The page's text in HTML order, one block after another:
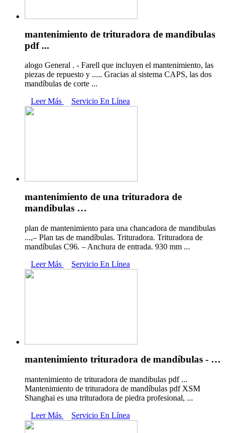
mantenimiento de trituradora de mandibulas
pdf ...
alogo General . - Farell que incluyen el mantenimiento, las
piezas de repuesto y ..... Gracias al sistema CAPS, las dos
mandíbulas de corte ...
Leer Más
Servicio En Línea
mantenimiento de una trituradora de
mandibulas …
plan de mantenimiento para una chancadora de mandibulas
...,– Plan tas de mandíbulas. Trituradora. Trituradora de
mandíbulas C96. – Anchura de entrada. 930 mm ...
Leer Más
Servicio En Línea
mantenimiento trituradora de mandíbulas - …
mantenimiento de trituradora de mandibulas pdf ...
Mantenimiento de trituradora de mandíbulas pdf XSM
Shanghai es una trituradora de piedra profesional, ...
Leer Más
Servicio En Línea